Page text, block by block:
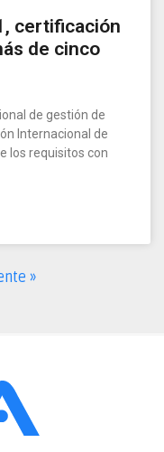
certificación
de cinco
de gestión de
Internacional de
los requisitos con
»